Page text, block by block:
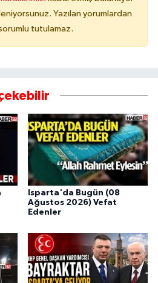
Yazılan yorumlardan
tutulamaz.
Isparta'da Bugün (08
Ağustos 2026) Vefat
Edenler